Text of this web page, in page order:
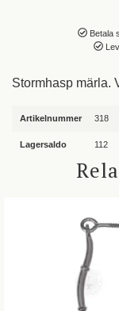
Betala
Stormhasp märla.
Artikelnummer 318
Lagersaldo 112